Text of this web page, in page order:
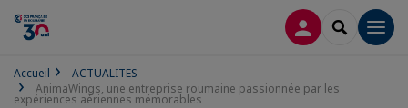
CONNEXION
Accueil
ACTUALITES
AnimaWings, une entreprise roumaine passionnée par les
expériences aériennes mémorables